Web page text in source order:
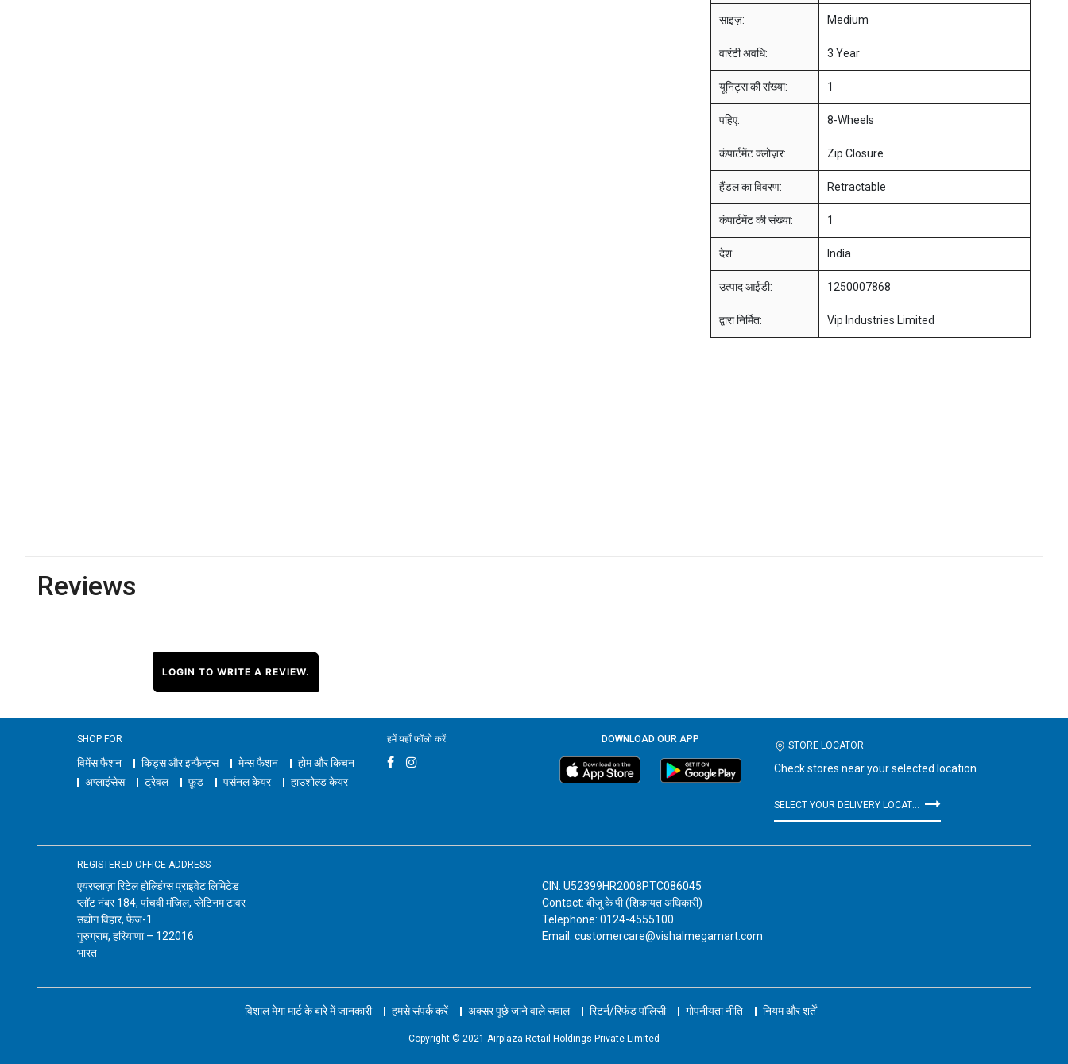
साइज़: Medium
वारंटी अवधि: 3 Year
यूनिट्स की संख्या: 1
पहिए: 8-Wheels
कंपार्टमेंट क्लोज़र: Zip Closure
हैंडल का विवरण: Retractable
कंपार्टमेंट की संख्या: 1
देश: India
उत्पाद आईडी: 1250007868
द्वारा निर्मित: Vip Industries Limited
Reviews
LOGIN TO WRITE A REVIEW.
SHOP FOR
विमेंस फैशन किड्स और इन्फैन्ट्स मेन्स फैशन
होम और किचन
अप्लाइंसेस
ट्रेवल फ़ूड पर्सनल केयर हाउशोल्ड केयर
हमें यहाँ फॉलो करें DOWNLOAD OUR APP
STORE LOCATOR
Check stores near your selected location
REGISTERED OFFICE ADDRESS
एयरप्लाज़ा रिटेल होल्डिंग्स प्राइवेट लिमिटेड
प्लॉट नंबर 184, पांचवी मंजिल, प्लेटिनम टावर
उद्योग विहार, फेज-1
गुरुग्राम, हरियाणा – 122016
भारत
CIN: U52399HR2008PTC086045
Contact: बीजू के पी (शिकायत अधिकारी)
Telephone: 0124-4555100
Email: customercare@vishalmegamart.com
विशाल मेगा मार्ट के बारे में जानकारी हमसे संपर्क करें अक्सर पूछे जाने वाले सवाल रिटर्न/रिफंड पॉलिसी गोपनीयता नीति नियम और शर्तें
Copyright © 2021 Airplaza Retail Holdings Private Limited